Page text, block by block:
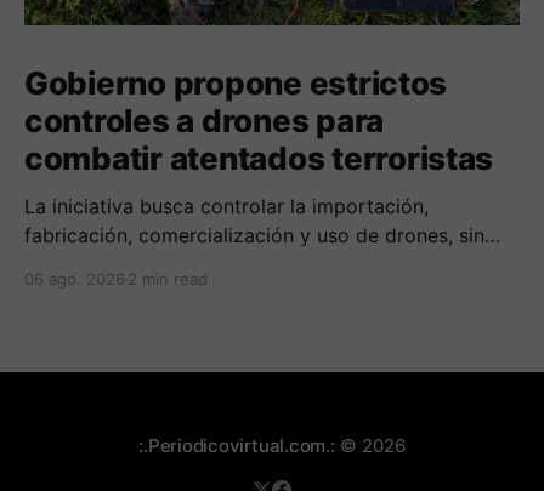
Gobierno propone estrictos
controles a drones para
combatir atentados terroristas
La iniciativa busca controlar la importación,
fabricación, comercialización y uso de drones, sin
esta tecnología con fines comerciales o productivos.
06 ago. 2026 2 min read
:.Periodicovirtual.com.: © 2026